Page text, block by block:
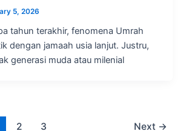
5, 2026
tahun terakhir, fenomena Umrah
dengan jamaah usia lanjut. Justru,
generasi muda atau milenial
2 3 Next →